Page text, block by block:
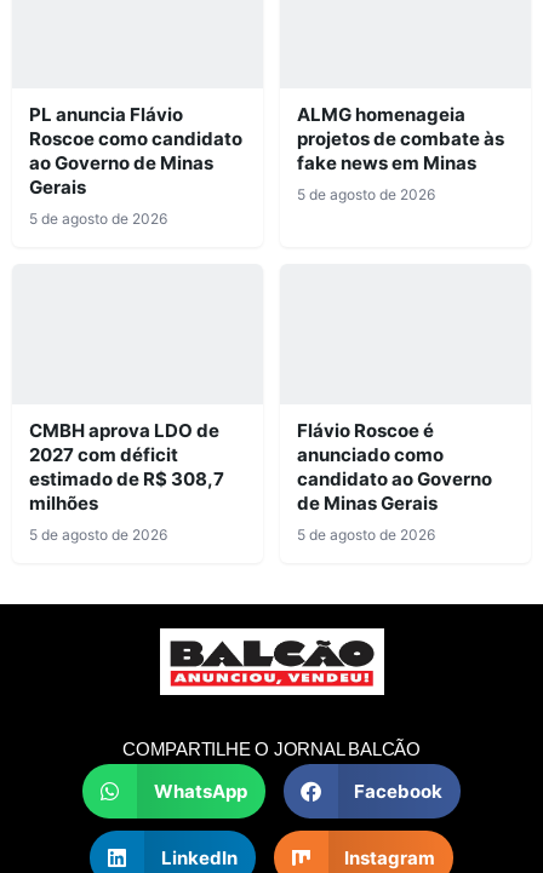
PL anuncia Flávio
Roscoe como candidato
ao Governo de Minas
Gerais
5 de agosto de 2026
ALMG homenageia
projetos de combate às
fake news em Minas
5 de agosto de 2026
CMBH aprova LDO de
2027 com déficit
estimado de R$ 308,7
milhões
5 de agosto de 2026
Flávio Roscoe é
anunciado como
candidato ao Governo
de Minas Gerais
5 de agosto de 2026
COMPARTILHE O JORNAL BALCÃO
WhatsApp Facebook
LinkedIn Instagram